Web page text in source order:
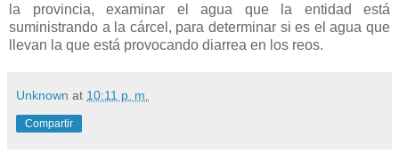
la provincia, examinar el agua que la entidad está
suministrando a la cárcel, para determinar si es el agua que
llevan la que está provocando diarrea en los reos.
Unknown at 10:11 p. m.
Compartir